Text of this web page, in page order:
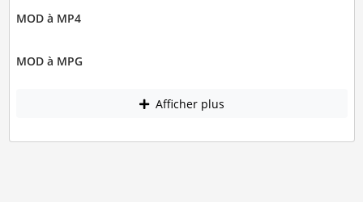
MOD à MP4
MOD à MPG
Afficher plus